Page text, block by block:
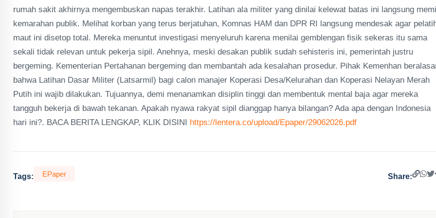
rumah sakit akhirnya mengembuskan napas terakhir. Latihan ala militer yang dinilai kelewat batas ini langsung
kemarahan publik. Melihat korban yang terus berjatuhan, Komnas HAM dan DPR RI langsung mendesak agar
maut ini disetop total. Mereka menuntut investigasi menyeluruh karena menilai gemblengan fisik sekeras itu sama
sekali tidak relevan untuk pekerja sipil. Anehnya, meski desakan publik sudah sehisteris ini, pemerintah justru
bergeming. Kementerian Pertahanan bergeming dan membantah ada kesalahan prosedur. Pihak Kemenhan
bahwa Latihan Dasar Militer (Latsarmil) bagi calon manajer Koperasi Desa/Kelurahan dan Koperasi Nelayan Merah
Putih ini wajib dilakukan. Tujuannya, demi menanamkan disiplin tinggi dan membentuk mental baja agar mereka
tangguh bekerja di bawah tekanan. Apakah nyawa rakyat sipil dianggap hanya bilangan? Ada apa dengan Indonesia
hari ini?. BACA BERITA LENGKAP, KLIK DISINI https://lentera.co/upload/Epaper/29062026.pdf
Tags: EPaper Share: